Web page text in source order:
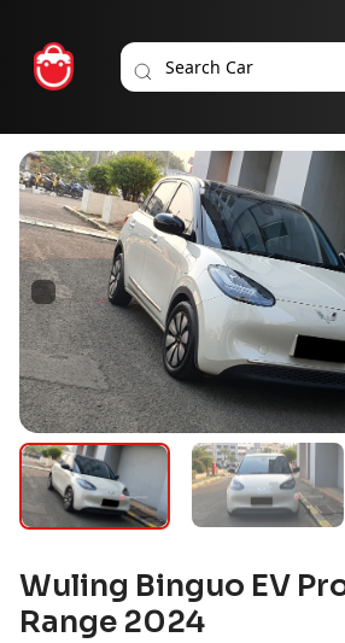
Wuling Binguo EV
Range 2024